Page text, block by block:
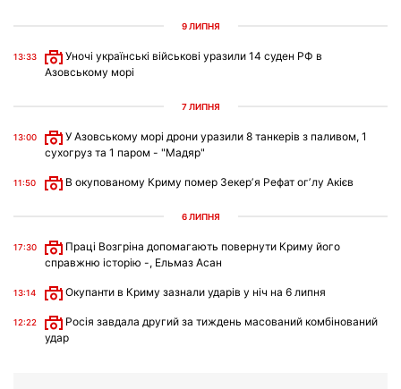
9 ЛИПНЯ
13:33
Уночі українські військові уразили 14 суден РФ в
Азовському морі
7 ЛИПНЯ
13:00
У Азовському морі дрони уразили 8 танкерів з паливом, 1
сухогруз та 1 паром - "Мадяр"
11:50 В окупованому Криму помер Зекерʼя Рефат огʼлу Акієв
6 ЛИПНЯ
17:30
Праці Возгріна допомагають повернути Криму його
справжню історію -, Ельмаз Асан
13:14 Окупанти в Криму зазнали ударів у ніч на 6 липня
12:22
Росія завдала другий за тиждень масований комбінований
удар